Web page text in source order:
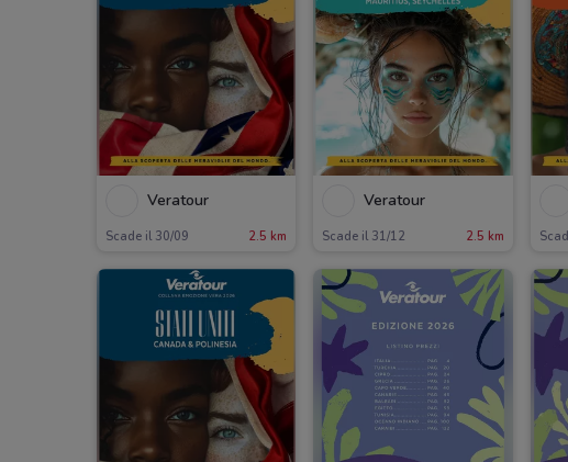
Veratour
Scade il 30/09 2.5 km
Veratour
Scade il 31/12 2.5 km